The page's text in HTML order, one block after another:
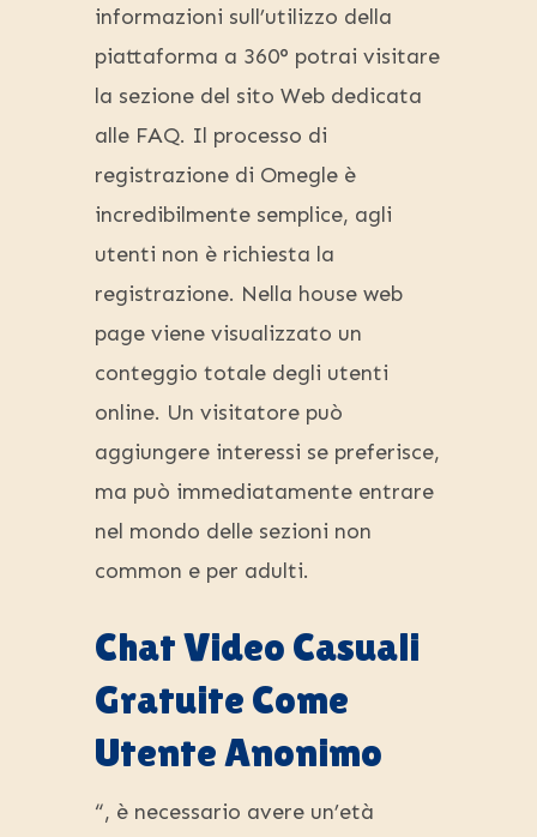
informazioni sull’utilizzo della
piattaforma a 360° potrai visitare
la sezione del sito Web dedicata
alle FAQ. Il processo di
registrazione di Omegle è
incredibilmente semplice, agli
utenti non è richiesta la
registrazione. Nella house web
page viene visualizzato un
conteggio totale degli utenti
online. Un visitatore può
aggiungere interessi se preferisce,
ma può immediatamente entrare
nel mondo delle sezioni non
common e per adulti.
Chat Video Casuali
Gratuite Come
Utente Anonimo
“, è necessario avere un’età